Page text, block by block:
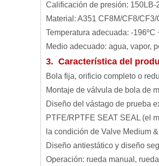
Calificación de presión:
Material: A351 CF8M/CF8/
Temperatura adecuada: -
Medio adecuado: agua, vapor,
3. Característica del
Bola fija, orificio completo o
Montaje de válvula de bola de
Diseño del vástago de prueba
PTFE/RPTFE SEAT SEAL (el
la condición de Valve Medium &
Diseño antiestático y diseño
Operación: rueda manual,